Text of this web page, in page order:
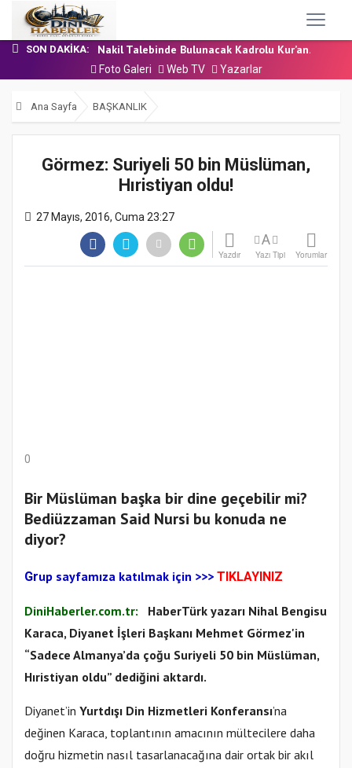
SON DAKIKA:
24 Temmuz 2026 - Cuma Hutbesi
7 Ağustos 2026 - Cuma Hutbesi
Nakil Talebinde Bulunacak Kadrolu Kur’an...
Aşçı Alımı (Kurum İçi) Sınavı (Sözlü) So...
24 Temmuz 2026 - Cuma Hutbesi
7 Ağustos 2026 - Cuma Hutbesi
Foto Galeri Web TV Yazarlar
Ana Sayfa BAŞKANLIK
Görmez: Suriyeli 50 bin Müslüman,
Hıristiyan oldu!
27 Mayıs, 2016, Cuma 23:27
Yazdır
A
Yazı Tipi Yorumlar
0
Bir Müslüman başka bir dine geçebilir mi?
Bediüzzaman Said Nursi bu konuda ne
diyor?
Grup sayfamıza katılmak için >>> TIKLAYINIZ
DiniHaberler.com.tr:
HaberTürk yazarı Nihal Bengisu
Karaca, Diyanet İşleri Başkanı Mehmet Görmez'in
“Sadece Almanya’da çoğu Suriyeli 50 bin Müslüman,
Hıristiyan oldu” dediğini aktardı.
Diyanet’in Yurtdışı Din Hizmetleri Konferansı’na
değinen Karaca, toplantının amacının mültecilere daha
doğru hizmetin nasıl tasarlanacağına dair ortak bir akıl